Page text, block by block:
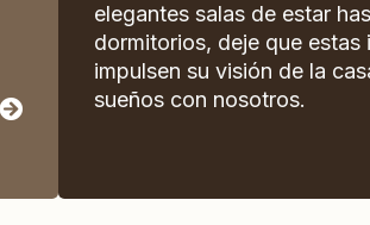
elegantes salas de estar
dormitorios, deje que estas
impulsen su visión de la
sueños con nosotros.